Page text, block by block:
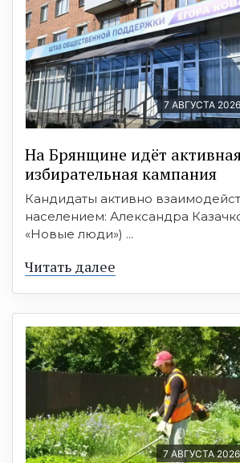
7 АВГУСТА
На Брянщине идёт
избирательная кампания
Кандидаты активно
населением: Александра
«Новые люди») ...
Читать далее
7 АВГУСТА